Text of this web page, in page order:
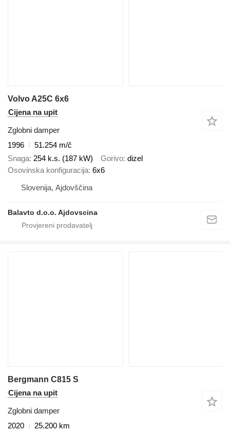
Volvo A25C 6x6
Cijena na upit
Zglobni damper
1996
51.254 m/č
Snaga 254 k.s. (187 kW) Gorivo dizel
Osovinska konfiguracija 6x6
Slovenija, Ajdovščina
Balavto d.o.o. Ajdovscina
Bergmann C815 S
Cijena na upit
Zglobni damper
2020
25.200 km